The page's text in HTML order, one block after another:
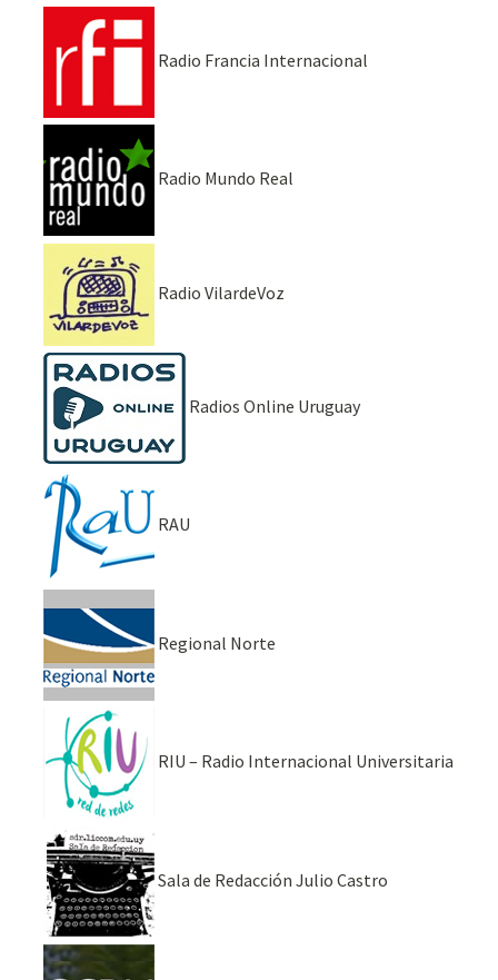
Radio Francia Internacional
Radio Mundo Real
Radio VilardeVoz
Radios Online Uruguay
RAU
Regional Norte
RIU – Radio Internacional Universitaria
Sala de Redacción Julio Castro